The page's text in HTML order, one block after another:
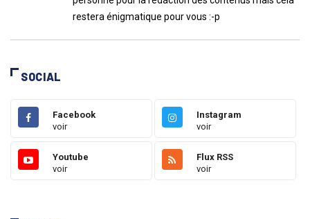
restera énigmatique pour vous :-p
SOCIAL
Facebook
voir
Instagram
voir
Youtube
voir
Flux RSS
voir